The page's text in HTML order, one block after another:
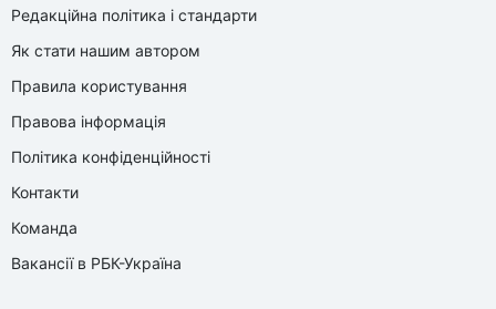
Редакційна політика і стандарти
Як стати нашим автором
Правила користування
Правова інформація
Політика конфіденційності
Контакти
Команда
Вакансії в РБК-Україна